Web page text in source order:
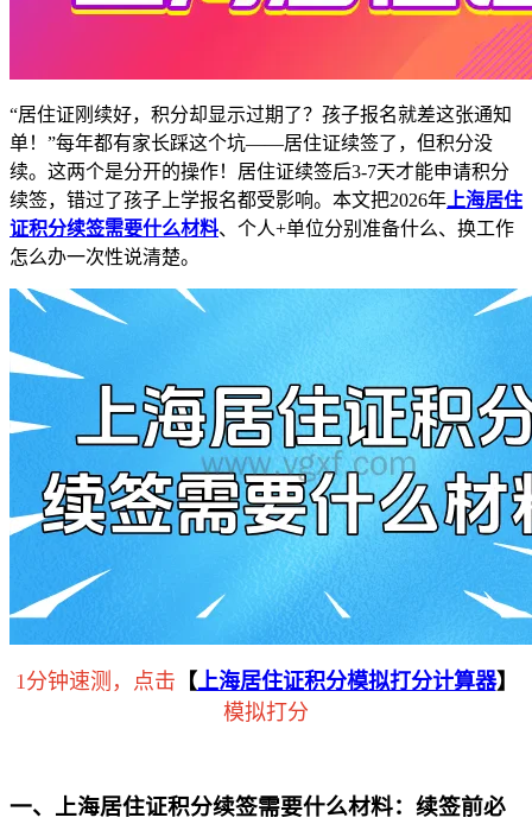
“居住证刚续好，积分却显示过期了？孩子报名就差这张通知
单！”每年都有家长踩这个坑——居住证续签了，但积分没
续。这两个是分开的操作！居住证续签后3-7天才能申请积分
续签，错过了孩子上学报名都受影响。本文把2026年 上海居住
证积分续签需要什么材料、个人+单位分别准备什么、换工作
怎么办一次性说清楚。
1分钟速测，点击 【 上海居住证积分模拟打分计算器】
模拟打分
一、上海居住证积分续签需要什么材料：续签前必